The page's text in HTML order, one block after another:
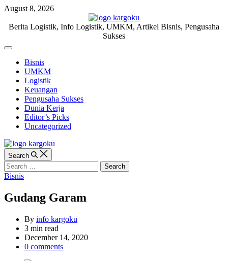
Skip
content
August 8, 2026
KARGOKU.ID
Berita Logistik, Info Logistik, UMKM, Artikel Bisnis, Pengusaha
Sukses
Off
CanvasBisnis
UMKM
Logistik
Keuangan
Pengusaha Sukses
Dunia Kerja
Editor’s Picks
Uncategorized
Search
Search
for:
Categories
Bisnis
Gudang Garam
By info kargoku
Estimated
read
time
3 min read
December 14, 2020
0 comments